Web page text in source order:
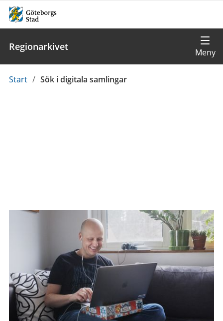
Regionarkivet
Du
Start / Sök i digitala samlingar